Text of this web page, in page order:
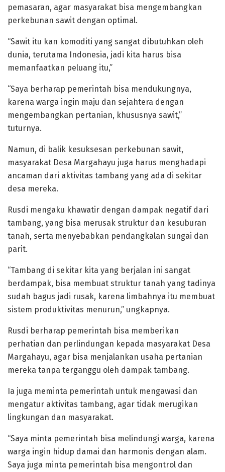
pemasaran, agar masyarakat bisa mengembangkan
perkebunan sawit dengan optimal.
“Sawit itu kan komoditi yang sangat dibutuhkan oleh
dunia, terutama Indonesia, jadi kita harus bisa
memanfaatkan peluang itu,”
“Saya berharap pemerintah bisa mendukungnya,
karena warga ingin maju dan sejahtera dengan
mengembangkan pertanian, khususnya sawit,”
tuturnya.
Namun, di balik kesuksesan perkebunan sawit,
masyarakat Desa Margahayu juga harus menghadapi
ancaman dari aktivitas tambang yang ada di sekitar
desa mereka.
Rusdi mengaku khawatir dengan dampak negatif dari
tambang, yang bisa merusak struktur dan kesuburan
tanah, serta menyebabkan pendangkalan sungai dan
parit.
“Tambang di sekitar kita yang berjalan ini sangat
berdampak, bisa membuat struktur tanah yang tadinya
sudah bagus jadi rusak, karena limbahnya itu membuat
sistem produktivitas menurun,” ungkapnya.
Rusdi berharap pemerintah bisa memberikan
perhatian dan perlindungan kepada masyarakat Desa
Margahayu, agar bisa menjalankan usaha pertanian
mereka tanpa terganggu oleh dampak tambang.
Ia juga meminta pemerintah untuk mengawasi dan
mengatur aktivitas tambang, agar tidak merugikan
lingkungan dan masyarakat.
“Saya minta pemerintah bisa melindungi warga, karena
warga ingin hidup damai dan harmonis dengan alam.
Saya juga minta pemerintah bisa mengontrol dan